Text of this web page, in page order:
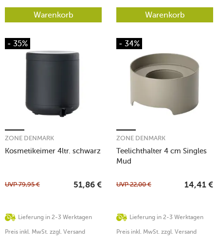
Warenkorb Warenkorb
- 35%
Kosmetikeimer 4ltr. schwarz
ZONE DENMARK
Lieferung in 2-3 Werktagen
UVP79,95 € 51,86 €
Preis inkl. MwSt. zzgl. Versand
- 34%
Teelichthalter 4 cm Singles
Mud
ZONE DENMARK
Lieferung in 2-3 Werktagen
UVP22,00 € 14,41 €
Preis inkl. MwSt. zzgl. Versand